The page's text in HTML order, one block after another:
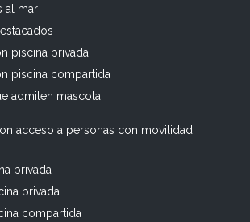
al mar
piscina privada
piscina compartida
admiten mascota
acceso a personas con movilidad
privada
privada
compartida